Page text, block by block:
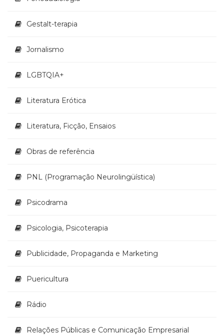
Temas
(30)
Ocupacional
e
(65)
(1)
(32)
Gestalt-terapia
Jornalismo
LGBTQIA+
Literatura Erótica
Literatura, Ficção, Ensaios
Obras de referência
PNL (Programação Neurolingüística)
Psicodrama
Psicologia, Psicoterapia
Publicidade, Propaganda e Marketing
Puericultura
Rádio
Relações Públicas e Comunicação Empresarial